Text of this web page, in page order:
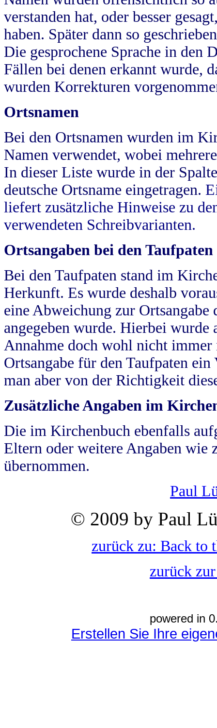
verstanden hat, oder besser
haben. Später dann so
Die gesprochene Sprache in
Fällen bei denen erkannt wurde,
wurden Korrekturen
Ortsnamen
Bei den Ortsnamen wurden im
Namen verwendet, wobei
In dieser Liste wurde in der
deutsche Ortsname eingetragen.
liefert zusätzliche Hinweise zu
verwendeten Schreibvarianten.
Ortsangaben bei den Taufpaten
Bei den Taufpaten stand im
Herkunft. Es wurde deshalb
eine Abweichung zur
angegeben wurde. Hierbei wurde
Annahme doch wohl nicht
Ortsangabe für den Taufpaten
man aber von der Richtigkeit
Zusätzliche Angaben im
Die im Kirchenbuch ebenfalls
Eltern oder weitere Angaben wie
übernommen.
Paul
© 2009 by Paul
zurück zu: Back to
zurück
powered in
Erstellen Sie Ihre